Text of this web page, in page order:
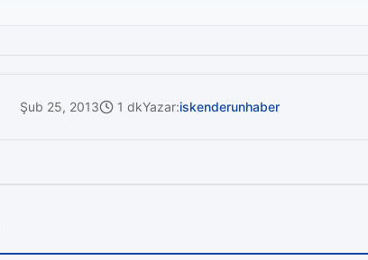
Şub 25, 2013 1 dkYazar:iskenderunhaber